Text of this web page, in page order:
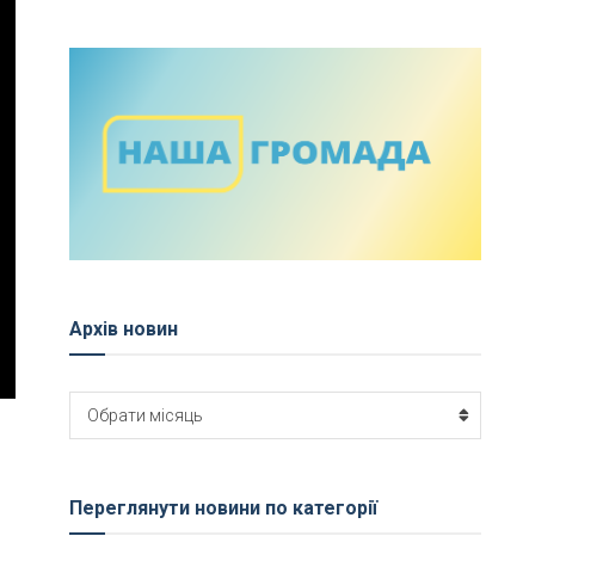
Архів новин
Архів
новин
Обрати місяць
Переглянути новини по категорії